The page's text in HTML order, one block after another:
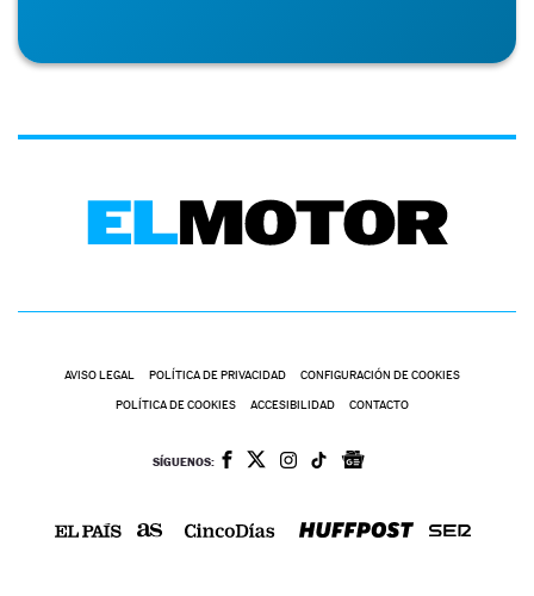
AVISO LEGAL POLÍTICA DE PRIVACIDAD CONFIGURACIÓN DE COOKIES
POLÍTICA DE COOKIES ACCESIBILIDAD CONTACTO
SÍGUENOS: